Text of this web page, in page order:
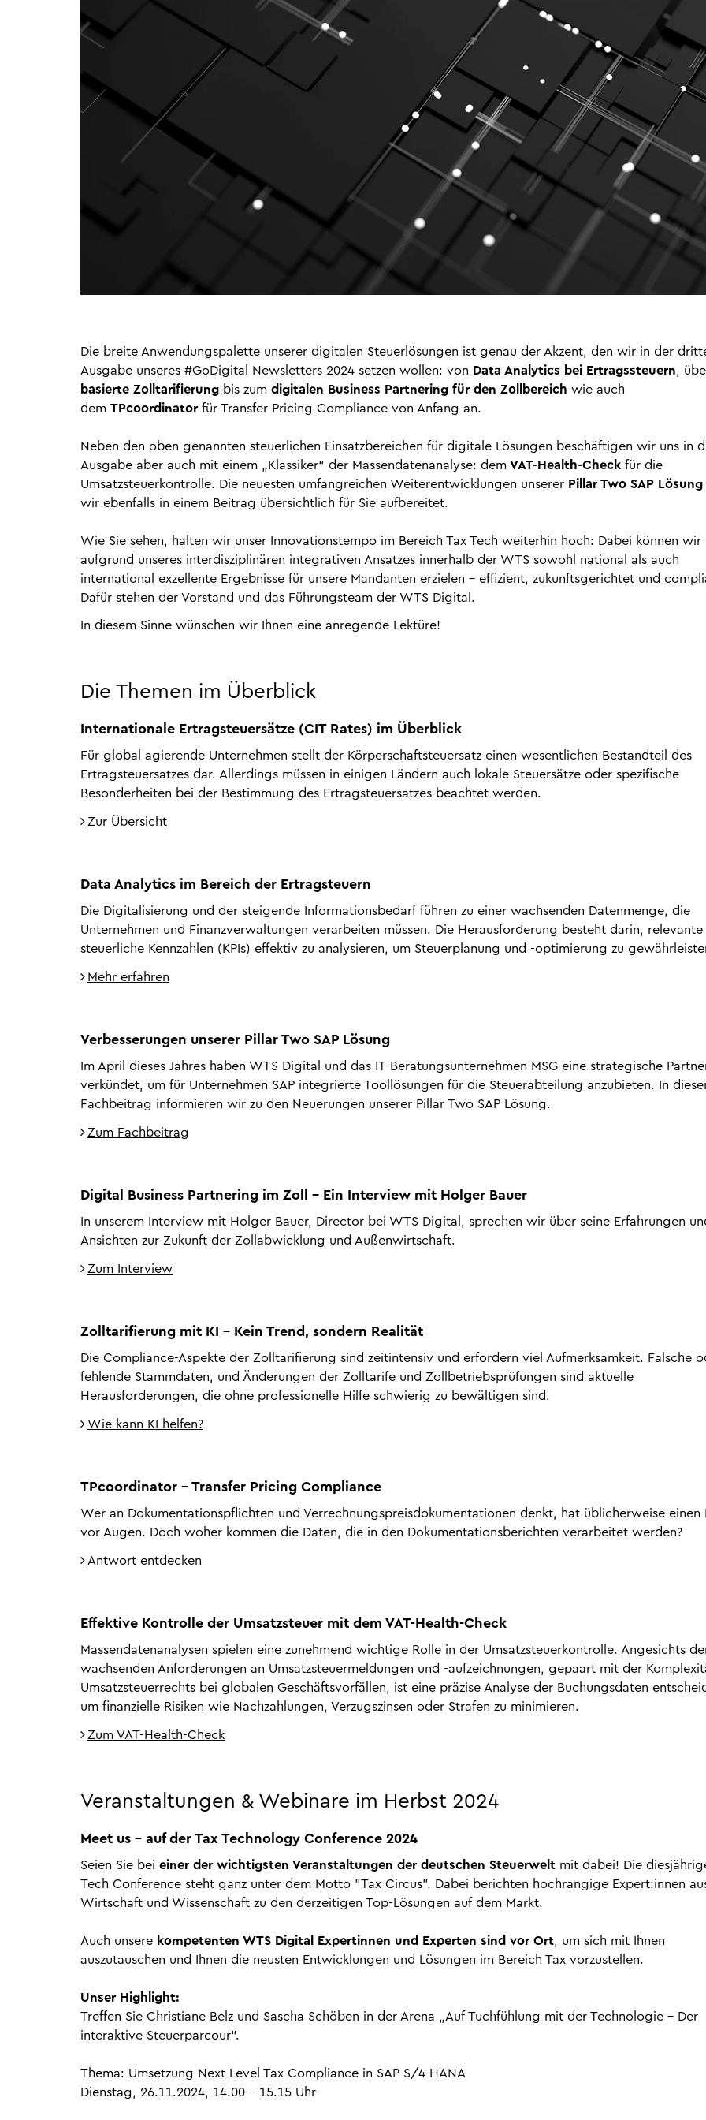
Publikationen
IFRS Spotlights
Knowledge Hub
Sustainability bei WTS
Die breite Anwendungspalette unserer digitalen Steuerlösungen ist genau der Akzent, den wir in der
Ausgabe unseres #GoDigital Newsletters 2024 setzen wollen: von Data Analytics bei Ertragssteuern,
basierte Zolltarifierung bis zum digitalen Business Partnering für den Zollbereich wie auch
dem TPcoordinatorfür Transfer Pricing Compliance von Anfang an.
Neben den oben genannten steuerlichen Einsatzbereichen für digitale Lösungen beschäftigen wir uns in
Ausgabe aber auch mit einem „Klassiker“ der Massendatenanalyse: dem VAT-Health-Check für die
Umsatzsteuerkontrolle. Die neuesten umfangreichen Weiterentwicklungen unserer Pillar Two SAP Lösung
wir ebenfalls in einem Beitrag übersichtlich für Sie aufbereitet.
Wie Sie sehen, halten wir unser Innovationstempo im Bereich Tax Tech weiterhin hoch: Dabei können wir
aufgrund unseres interdisziplinären integrativen Ansatzes innerhalb der WTS sowohl national als auch
international exzellente Ergebnisse für unsere Mandanten erzielen – effizient, zukunftsgerichtet und
Dafür stehen der Vorstand und das Führungsteam der WTS Digital.
In diesem Sinne wünschen wir Ihnen eine anregende Lektüre!
Die Themen im Überblick
Internationale Ertragsteuersätze (CIT Rates) im Überblick
Für global agierende Unternehmen stellt der Körperschaftsteuersatz einen wesentlichen Bestandteil des
Ertragsteuersatzes dar. Allerdings müssen in einigen Ländern auch lokale Steuersätze oder spezifische
Besonderheiten bei der Bestimmung des Ertragsteuersatzes beachtet werden.
Zur Übersicht
Data Analytics im Bereich der Ertragsteuern
Die Digitalisierung und der steigende Informationsbedarf führen zu einer wachsenden Datenmenge, die
Unternehmen und Finanzverwaltungen verarbeiten müssen. Die Herausforderung besteht darin, relevante
steuerliche Kennzahlen (KPIs) effektiv zu analysieren, um Steuerplanung und -optimierung zu
Mehr erfahren
Verbesserungen unserer Pillar Two SAP Lösung
Im April dieses Jahres haben WTS Digital und das IT-Beratungsunternehmen MSG eine strategische
verkündet, um für Unternehmen SAP integrierte Toollösungen für die Steuerabteilung anzubieten. In
Fachbeitrag informieren wir zu den Neuerungen unserer Pillar Two SAP Lösung.
Zum Fachbeitrag
Digital Business Partnering im Zoll - Ein Interview mit Holger Bauer
In unserem Interview mit Holger Bauer, Director bei WTS Digital, sprechen wir über seine Erfahrungen
Ansichten zur Zukunft der Zollabwicklung und Außenwirtschaft.
Zum Interview
Zolltarifierung mit KI - Kein Trend, sondern Realität
Die Compliance-Aspekte der Zolltarifierung sind zeitintensiv und erfordern viel Aufmerksamkeit. Falsche
fehlende Stammdaten, und Änderungen der Zolltarife und Zollbetriebsprüfungen sind aktuelle
Herausforderungen, die ohne professionelle Hilfe schwierig zu bewältigen sind.
Wie kann KI helfen?
TPcoordinator - Transfer Pricing Compliance
Wer an Dokumentationspflichten und Verrechnungspreisdokumentationen denkt, hat üblicherweise einen
vor Augen. Doch woher kommen die Daten, die in den Dokumentationsberichten verarbeitet werden?
Antwort entdecken
Effektive Kontrolle der Umsatzsteuer mit dem VAT-Health-Check
Massendatenanalysen spielen eine zunehmend wichtige Rolle in der Umsatzsteuerkontrolle. Angesichts
wachsenden Anforderungen an Umsatzsteuermeldungen und -aufzeichnungen, gepaart mit der
Umsatzsteuerrechts bei globalen Geschäftsvorfällen, ist eine präzise Analyse der Buchungsdaten
um finanzielle Risiken wie Nachzahlungen, Verzugszinsen oder Strafen zu minimieren.
Zum VAT-Health-Check
Veranstaltungen & Webinare im Herbst 2024
Meet us - auf der Tax Technology Conference 2024
Seien Sie bei einer der wichtigsten Veranstaltungen der deutschen Steuerwelt mit dabei! Die
Tech Conference steht ganz unter dem Motto "Tax Circus". Dabei berichten hochrangige Expert:innen
Wirtschaft und Wissenschaft zu den derzeitigen Top-Lösungen auf dem Markt.
Auch unsere kompetenten WTS Digital Expertinnen und Experten sind vor Ort, um sich mit Ihnen
auszutauschen und Ihnen die neusten Entwicklungen und Lösungen im Bereich Tax vorzustellen.
Unser Highlight:
Treffen Sie Christiane Belz und Sascha Schöben in der Arena „Auf Tuchfühlung mit der Technologie – Der
interaktive Steuerparcour“.
Thema: Umsetzung Next Level Tax Compliance in SAP S/4 HANA
Dienstag, 26.11.2024, 14.00 - 15.15 Uhr